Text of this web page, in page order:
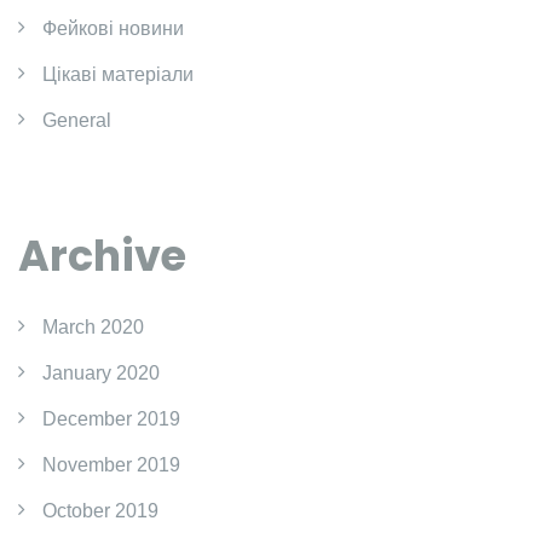
Фейкові новини
Цікаві матеріали
General
Archive
March 2020
January 2020
December 2019
November 2019
October 2019